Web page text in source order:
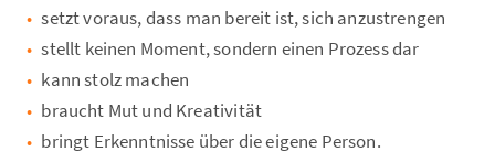
setzt voraus, dass man bereit ist, sich anzustrengen
stellt keinen Moment, sondern einen Prozess dar
kann stolz machen
braucht Mut und Kreativität
bringt Erkenntnisse über die eigene Person.